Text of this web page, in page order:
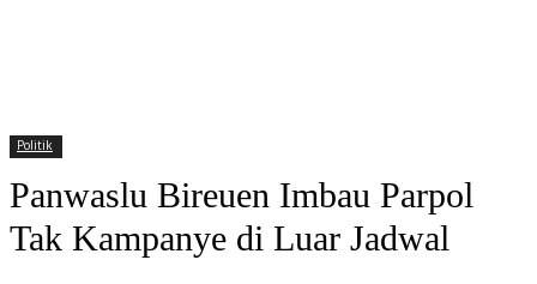
Politik
Panwaslu Bireuen Imbau Parpol
Tak Kampanye di Luar Jadwal